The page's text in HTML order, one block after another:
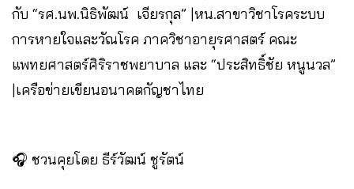
กับ “รศ.นพ.นิธิพัฒน์ เจียรกุล” |หน.สาขาวิชาโรคระบบ
การหายใจและวัณโรค ภาควิชาอายุรศาสตร์ คณะ
แพทยศาสตร์ศิริราชพยาบาล และ “ประสิทธิ์ชัย หนูนวล”
|เครือข่ายเขียนอนาคตกัญชาไทย
🎧 ชวนคุยโดย ธีร์วัฒน์ ชูรัตน์